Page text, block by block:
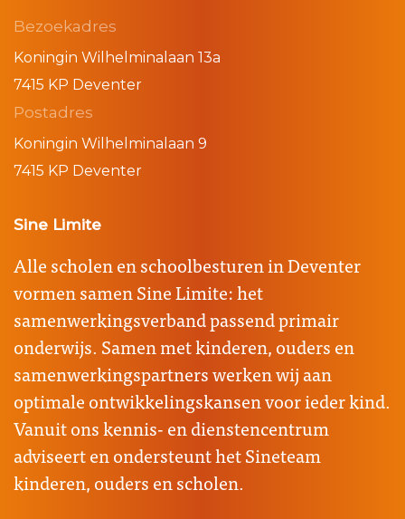
Bezoekadres
Koningin Wilhelminalaan 13a
7415 KP Deventer
Postadres
Koningin Wilhelminalaan 9
7415 KP Deventer
Sine Limite
Alle scholen en schoolbesturen in Deventer
vormen samen Sine Limite: het
samenwerkingsverband passend primair
onderwijs. Samen met kinderen, ouders en
samenwerkingspartners werken wij aan
optimale ontwikkelingskansen voor ieder kind.
Vanuit ons kennis- en dienstencentrum
adviseert en ondersteunt het Sineteam
kinderen, ouders en scholen.